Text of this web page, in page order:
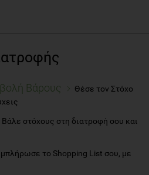
Βάρους
Θέσε τον Στόχο
Βάλε στόχους στη διατροφή σου και
το Shopping List σου, με